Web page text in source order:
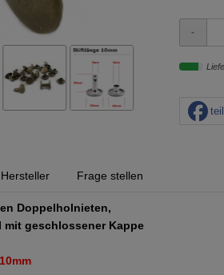
Hersteller Frage stellen
Doppelholnieten,
mit geschlossener Kappe